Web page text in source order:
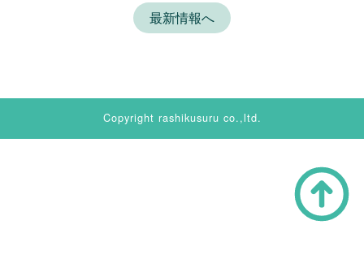
最新情報へ
Copyright rashikusuru co.,ltd.